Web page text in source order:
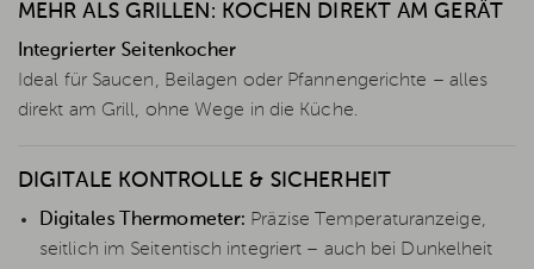
MEHR ALS GRILLEN: KOCHEN DIREKT AM GERÄT
Integrierter Seitenkocher
Ideal für Saucen, Beilagen oder Pfannengerichte – alles
direkt am Grill, ohne Wege in die Küche.
DIGITALE KONTROLLE & SICHERHEIT
Digitales Thermometer: Präzise Temperaturanzeige,
seitlich im Seitentisch integriert – auch bei Dunkelheit